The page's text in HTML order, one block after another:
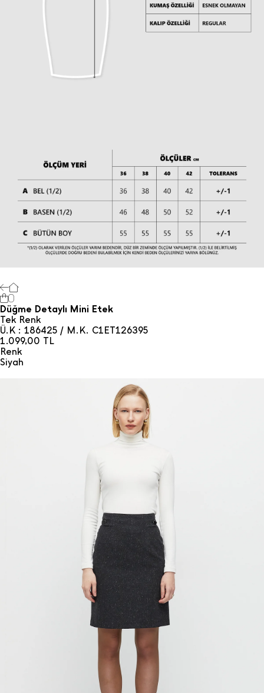
0
Düğme Detaylı Mini Etek
Tek Renk
Ü.K : 186425 / M.K. C1ET126395
1.099,00 TL
Renk
Si̇yah